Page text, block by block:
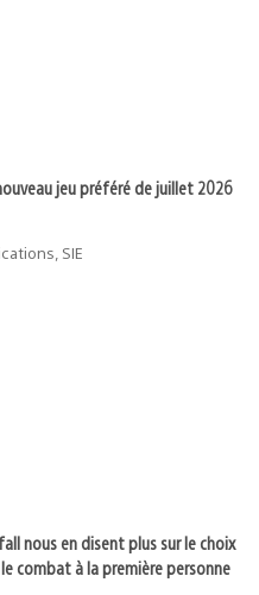
jeu préféré de juillet 2026
SIE
nous en disent plus sur le choix
combat à la première personne